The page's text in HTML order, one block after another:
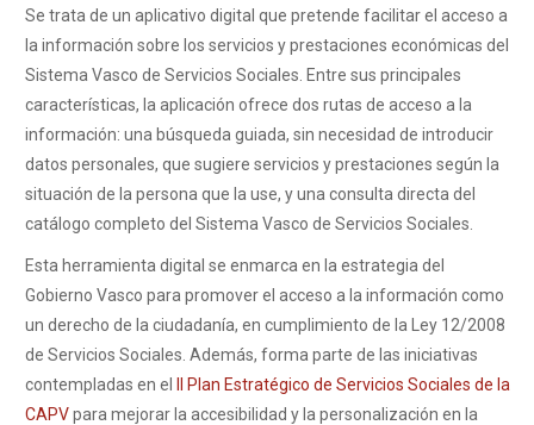
Se trata de un aplicativo digital que pretende facilitar el acceso a
la información sobre los servicios y prestaciones económicas del
Sistema Vasco de Servicios Sociales. Entre sus principales
características, la aplicación ofrece dos rutas de acceso a la
información: una búsqueda guiada, sin necesidad de introducir
datos personales, que sugiere servicios y prestaciones según la
situación de la persona que la use, y una consulta directa del
catálogo completo del Sistema Vasco de Servicios Sociales.
Esta herramienta digital se enmarca en la estrategia del
Gobierno Vasco para promover el acceso a la información como
un derecho de la ciudadanía, en cumplimiento de la Ley 12/2008
de Servicios Sociales. Además, forma parte de las iniciativas
contempladas en el
II Plan Estratégico de Servicios Sociales de la
CAPVpara mejorar la accesibilidad y la personalización en la